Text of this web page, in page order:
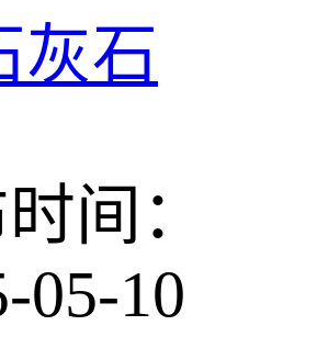
灰石
间：
05-10